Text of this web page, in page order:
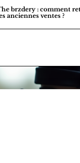
brzdery : comment
anciennes ventes ?